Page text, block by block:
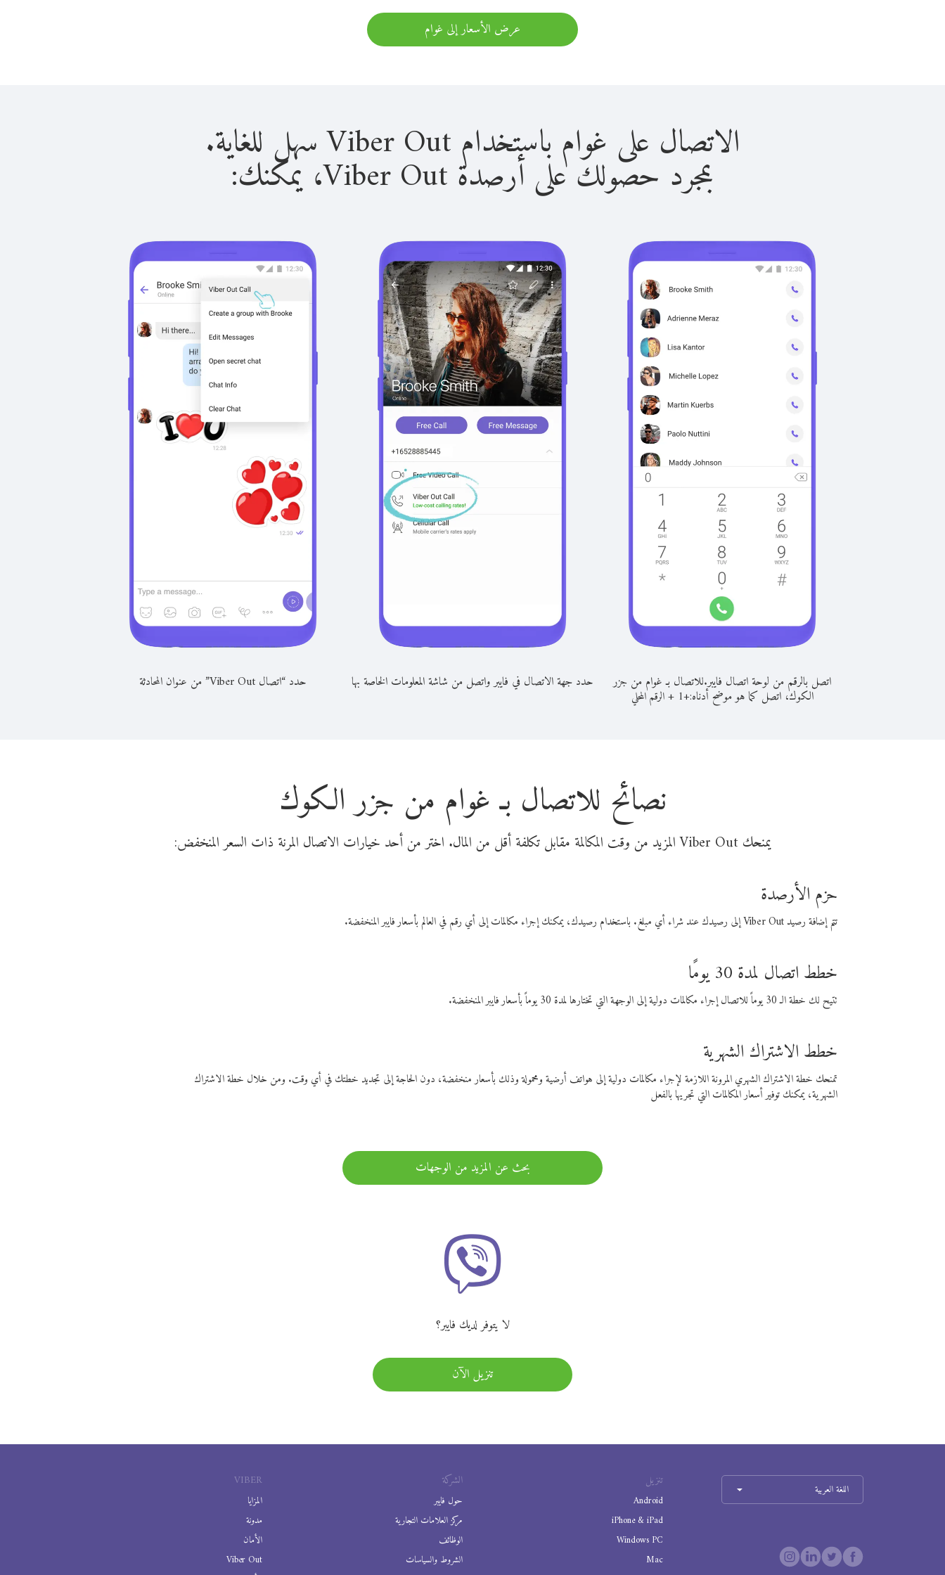
عرض الأسعار إلى غوام
الاتصال على غوام باستخدام Viber Out سهل للغاية.
بمجرد حصولك على أرصدة Viber Out، يمكنك:
اتصل بالرقم من لوحة اتصال فايبر.للاتصال بـ غوام من جزر
الكوك، اتصل كما هو موضح أدناه:+
1
+الرقم المحلي
حدد جهة الاتصال في فايبر واتصل من شاشة المعلومات الخاصة بها حدد “اتصال Viber Out” من عنوان المحادثة
نصائح للاتصال بـ غوام من جزر الكوك
يمنحك Viber Out المزيد من وقت المكالمة مقابل تكلفة أقل من المال. اختر من أحد خيارات الاتصال المرنة ذات السعر المنخفض:
حزم الأرصدة
تتم إضافة رصيد Viber Out إلى رصيدك عند شراء أي مبلغ. باستخدام رصيدك، يمكنك إجراء مكالمات إلى أي رقم في العالم بأسعار فايبر المنخفضة.
خطط اتصال لمدة 30 يومًا
تتيح لك خطة الـ 30 يوماً للاتصال إجراء مكالمات دولية إلى الوجهة التي تختارها لمدة 30 يوماً بأسعار فايبر المنخفضة.
خطط الاشتراك الشهرية
تمنحك خطة الاشتراك الشهري المرونة اللازمة لإجراء مكالمات دولية إلى هواتف أرضية ومحمولة وذلك بأسعار منخفضة، دون الحاجة إلى تجديد خطتك في أي وقت. ومن خلال خطة الاشتراك
الشهرية، يمكنك توفير أسعار المكالمات التي تجريها بالفعل
بحث عن المزيد من الوجهات
لا يتوفر لديك فايبر؟
تنزيل الآن
VIBER
المزايا
مدونة
الأمان
Viber Out
الشركة
حول فايبر
مركز العلامات التجارية
الوظائف
الشروط والسياسات
تنزيل
Android
iPhone & iPad
Windows PC
Mac
اللغة العربية